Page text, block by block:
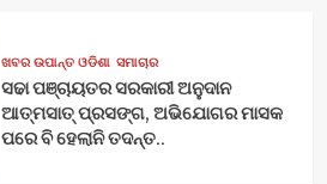
ଖବର ଉପାନ୍ତ ଓଡିଶା ସମାଚାର
ସଢା ପଞ୍ଚାୟତର ସରକାରୀ ଅନୁଦାନ
ଆତ୍ମସାତ୍ ପ୍ରସଙ୍ଗ, ଅଭିଯୋଗର ମାସକ
ପରେ ବି ହେଲାନି ତଦନ୍ତ..